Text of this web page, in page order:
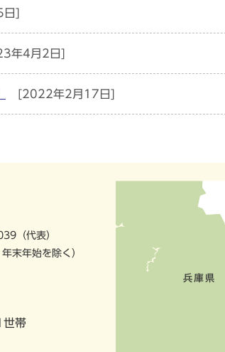
]
年4月2日]
[2022年2月17日]
（代表）
末年始を除く）
帯